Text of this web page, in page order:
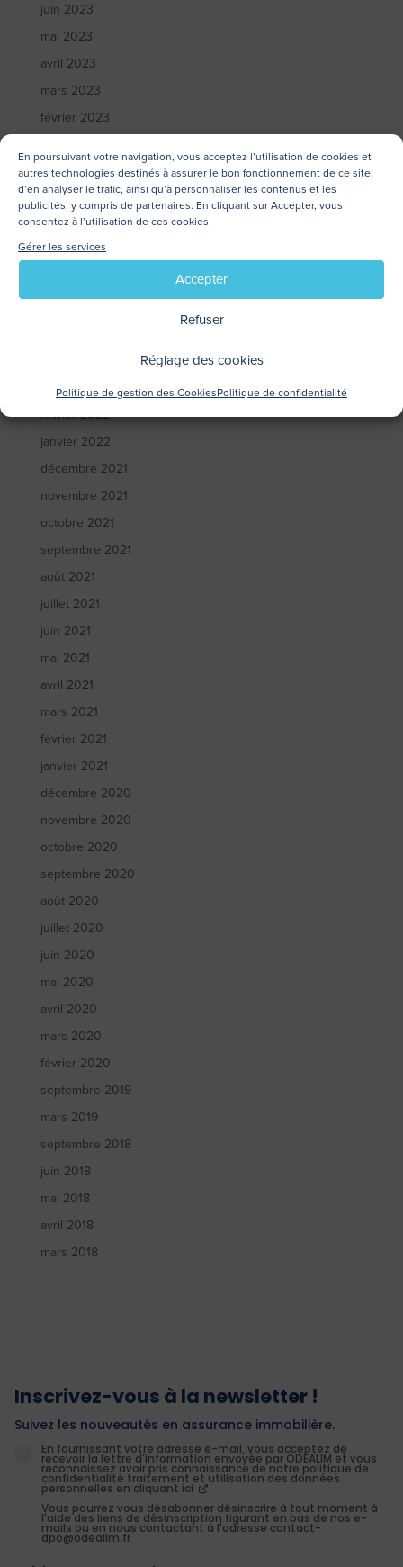
En poursuivant votre navigation, vous acceptez l’utilisation de cookies et
autres technologies destinés à assurer le bon fonctionnement de ce site,
d’en analyser le trafic, ainsi qu’à personnaliser les contenus et les
publicités, y compris de partenaires. En cliquant sur Accepter, vous
consentez à l’utilisation de ces cookies.
Gérer les services
Accepter
Refuser
Réglage des cookies
Politique de gestion des CookiesPolitique de confidentialité
juin 2023
mai 2023
avril 2023
mars 2023
février 2023
décembre 2022
novembre 2022
octobre 2022
septembre 2022
mars 2022
février 2022
janvier 2022
décembre 2021
novembre 2021
octobre 2021
septembre 2021
août 2021
juillet 2021
juin 2021
mai 2021
avril 2021
mars 2021
février 2021
janvier 2021
décembre 2020
novembre 2020
octobre 2020
septembre 2020
août 2020
juillet 2020
juin 2020
mai 2020
avril 2020
mars 2020
février 2020
septembre 2019
mars 2019
septembre 2018
juin 2018
mai 2018
avril 2018
mars 2018
Inscrivez-vous à la newsletter !
Suivez les nouveautés en assurance immobilière.
En fournissant votre adresse e-mail, vous acceptez de
recevoir la lettre d'information envoyée par ODEALIM et vous
reconnaissez avoir pris connaissance de notre politique de
confidentialité traitement et utilisation des données
personnelles en cliquant ici
Vous pourrez vous désabonner désinscrire à tout moment à
l'aide des liens de désinscription figurant en bas de nos e-
mails ou en nous contactant à l'adresse contact-
dpo@odealim.fr